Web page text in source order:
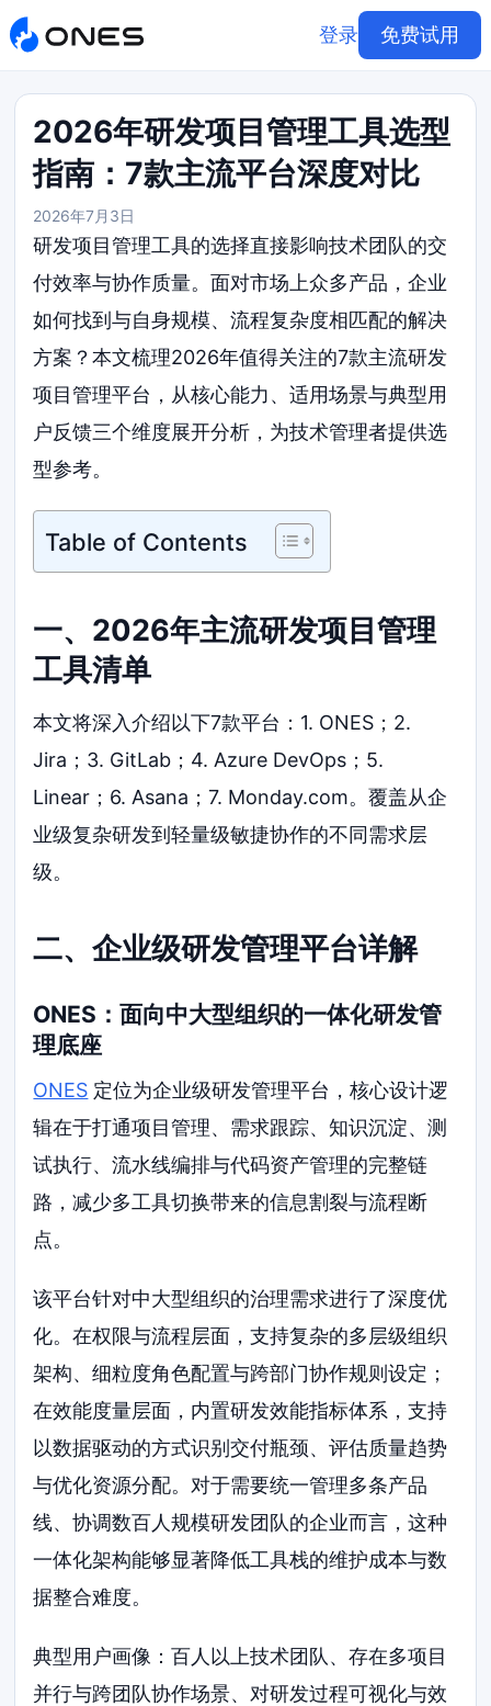
登录 免费试用
2026年研发项目管理工具选型
指南：7款主流平台深度对比
2026年7月3日
研发项目管理工具的选择直接影响技术团队的交
付效率与协作质量。面对市场上众多产品，企业
如何找到与自身规模、流程复杂度相匹配的解决
方案？本文梳理2026年值得关注的7款主流研发
项目管理平台，从核心能力、适用场景与典型用
户反馈三个维度展开分析，为技术管理者提供选
型参考。
Table of Contents
一、2026年主流研发项目管理
工具清单
本文将深入介绍以下7款平台：1. ONES；2.
Jira；3. GitLab；4. Azure DevOps；5.
Linear；6. Asana；7. Monday.com。覆盖从企
业级复杂研发到轻量级敏捷协作的不同需求层
级。
二、企业级研发管理平台详解
ONES：面向中大型组织的一体化研发管
理底座
ONES 定位为企业级研发管理平台，核心设计逻
辑在于打通项目管理、需求跟踪、知识沉淀、测
试执行、流水线编排与代码资产管理的完整链
路，减少多工具切换带来的信息割裂与流程断
点。
该平台针对中大型组织的治理需求进行了深度优
化。在权限与流程层面，支持复杂的多层级组织
架构、细粒度角色配置与跨部门协作规则设定；
在效能度量层面，内置研发效能指标体系，支持
以数据驱动的方式识别交付瓶颈、评估质量趋势
与优化资源分配。对于需要统一管理多条产品
线、协调数百人规模研发团队的企业而言，这种
一体化架构能够显著降低工具栈的维护成本与数
据整合难度。
典型用户画像：百人以上技术团队、存在多项目
并行与跨团队协作场景、对研发过程可视化与效